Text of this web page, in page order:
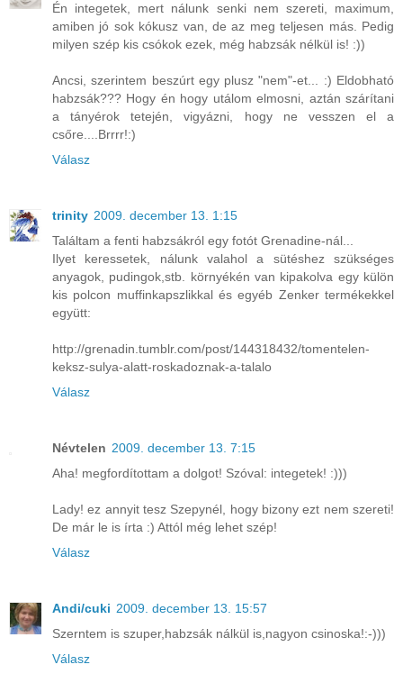
Én integetek, mert nálunk senki nem szereti, maximum,
amiben jó sok kókusz van, de az meg teljesen más. Pedig
milyen szép kis csókok ezek, még habzsák nélkül is! :))
Ancsi, szerintem beszúrt egy plusz "nem"-et... :) Eldobható
habzsák??? Hogy én hogy utálom elmosni, aztán szárítani
a tányérok tetején, vigyázni, hogy ne vesszen el a
csőre....Brrrr!:)
Válasz
trinity 2009. december 13. 1:15
Találtam a fenti habzsákról egy fotót Grenadine-nál...
Ilyet keressetek, nálunk valahol a sütéshez szükséges
anyagok, pudingok,stb. környékén van kipakolva egy külön
kis polcon muffinkapszlikkal és egyéb Zenker termékekkel
együtt:
http://grenadin.tumblr.com/post/144318432/tomentelen-
keksz-sulya-alatt-roskadoznak-a-talalo
Válasz
Névtelen 2009. december 13. 7:15
Aha! megfordítottam a dolgot! Szóval: integetek! :)))
Lady! ez annyit tesz Szepynél, hogy bizony ezt nem szereti!
De már le is írta :) Attól még lehet szép!
Válasz
Andi/cuki 2009. december 13. 15:57
Szerntem is szuper,habzsák nálkül is,nagyon csinoska!:-)))
Válasz